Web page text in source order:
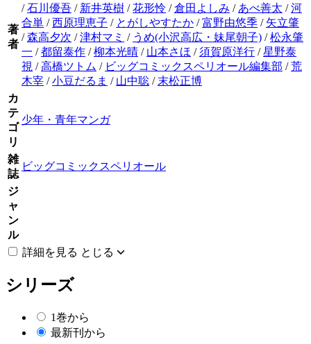
著
者
/石川優吾 / 新井英樹 /花形怜 /倉田よしみ / あべ善太 /河
合単 /西原理恵子 / とがしやすたか /富野由悠季 / 矢立肇
/森高夕次 /津村マミ / うめ(小沢高広・妹尾朝子) /松永肇
一 /都留泰作 /柳本光晴 / 山本さほ /須賀原洋行 /星野泰
視 /高橋ツトム / ビッグコミックスペリオール編集部 /荒
木宰 /小豆だるま / 山中聡 / 末松正博
カ
テ
ゴ
リ
少年・青年マンガ
雑
誌
ビッグコミックスペリオール
ジ
ャ
ン
ル
詳細を見る とじる
シリーズ
1巻から
最新刊から